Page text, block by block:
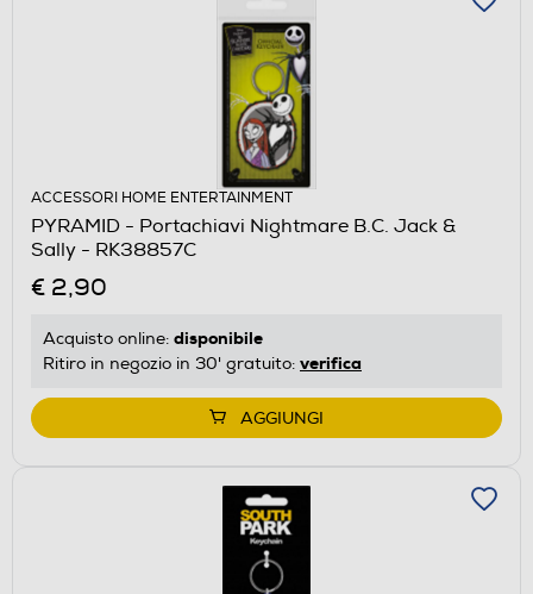
ACCESSORI HOME ENTERTAINMENT
PYRAMID - Portachiavi Nightmare B.C. Jack &
Sally - RK38857C
€ 2,90
Acquisto online: disponibile
Ritiro in negozio in 30' gratuito: verifica
AGGIUNGI